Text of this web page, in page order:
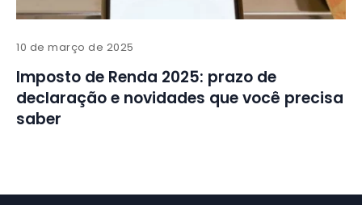
10 de março de 2025
Imposto de Renda 2025: prazo de
declaração e novidades que você precisa
saber